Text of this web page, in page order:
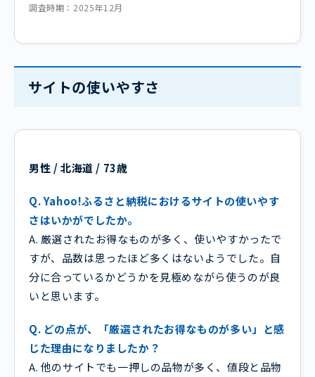
調査時期：2025年12月
サイトの使いやすさ
男性 / 北海道 / 73歳
Q. Yahoo!ふるさと納税におけるサイトの使いやす
さはいかがでしたか。
A. 厳選されたお得なものが多く、使いやすかったで
すが、品数は思ったほど多くはないようでした。自
分に合っているかどうかを見極めながら使うのが良
いと思います。
Q. どの点が、「厳選されたお得なものが多い」と感
じた理由になりましたか？
A. 他のサイトでも一押しの品物が多く、値段と品物